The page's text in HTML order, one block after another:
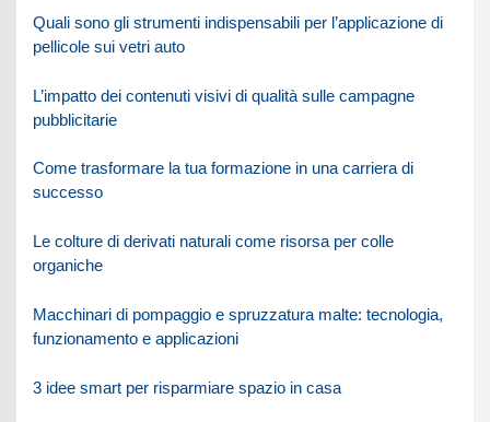
Quali sono gli strumenti indispensabili per l’applicazione di
pellicole sui vetri auto
L’impatto dei contenuti visivi di qualità sulle campagne
pubblicitarie
Come trasformare la tua formazione in una carriera di
successo
Le colture di derivati naturali come risorsa per colle
organiche
Macchinari di pompaggio e spruzzatura malte: tecnologia,
funzionamento e applicazioni
3 idee smart per risparmiare spazio in casa